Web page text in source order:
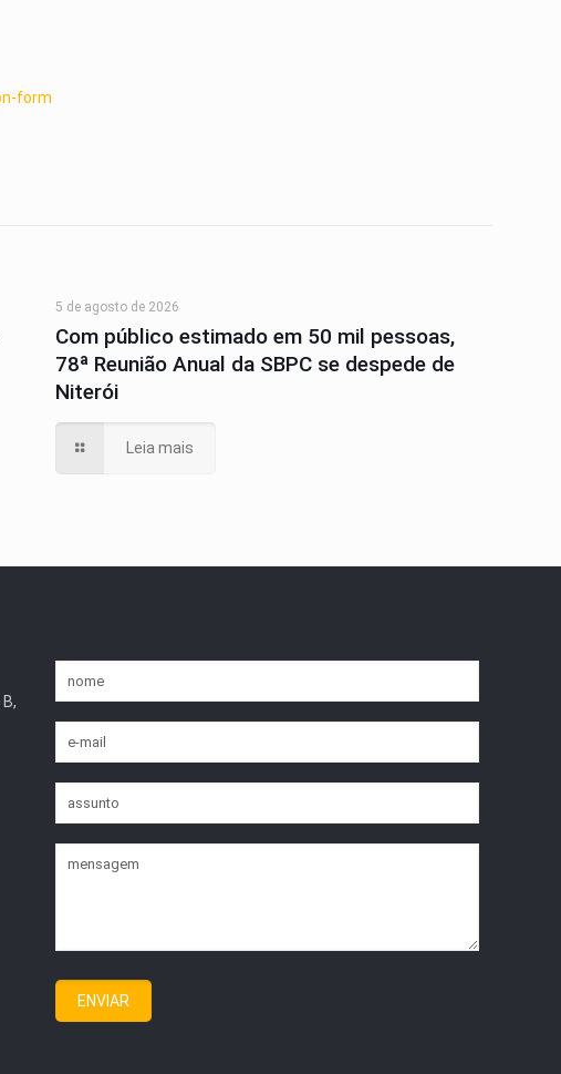
form
5 de agosto de 2026
Com público estimado em 50 mil pessoas,
78ª Reunião Anual da SBPC se despede de
Niterói
Leia mais